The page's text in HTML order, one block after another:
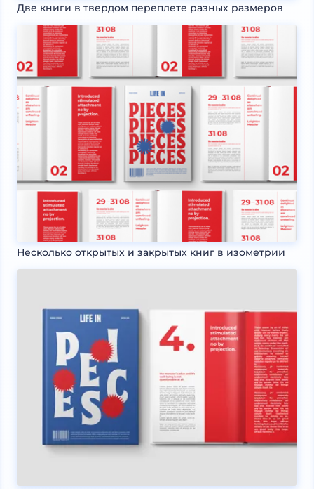
Две книги в твердом переплете разных размеров
Несколько открытых и закрытых книг в изометрии